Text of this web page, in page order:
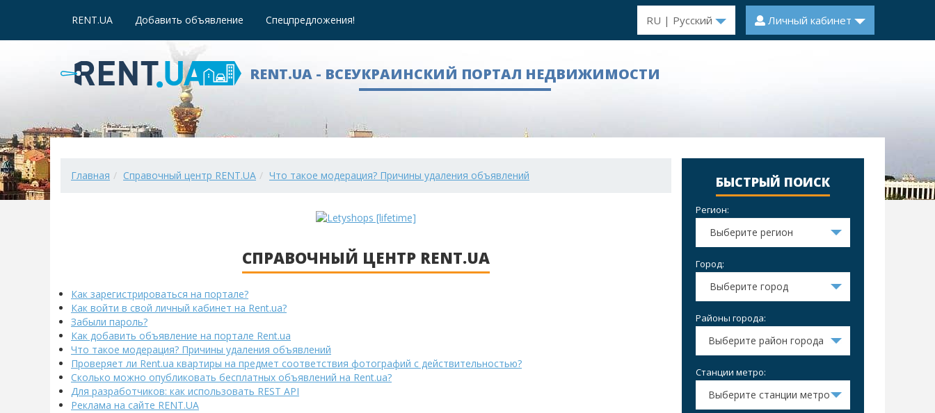
RENT.UA Добавить объявление Спецпредложения! RU | Русский Личный кабинет
RENT.UA - ВСЕУКРАИНСКИЙ ПОРТАЛ НЕДВИЖИМОСТИ
Главная Справочный центр RENT.UA Что такое модерация? Причины удаления объявлений
СПРАВОЧНЫЙ ЦЕНТР RENT.UA
Как зарегистрироваться на портале?
Как войти в свой личный кабинет на Rent.ua?
Забыли пароль?
Как добавить объявление на портале Rent.ua
Что такое модерация? Причины удаления объявлений
Проверяет ли Rent.ua квартиры на предмет соответствия фотографий с действительностью?
Сколько можно опубликовать бесплатных объявлений на Rent.ua?
Для разработчиков: как использовать REST API
Реклама на сайте RENT.UA
БЫСТРЫЙ ПОИСК
Регион:
Выберите регион
Город:
Выберите город
Районы города:
Выберите район города
Станции метро:
Выберите станции метро